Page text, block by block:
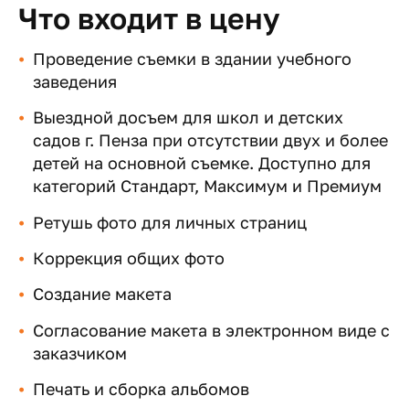
Что входит в цену
Проведение съемки в здании учебного
заведения
Выездной досъем для школ и детских
садов г. Пенза при отсутствии двух и более
детей на основной съемке. Доступно для
категорий Стандарт, Максимум и Премиум
Ретушь фото для личных страниц
Коррекция общих фото
Создание макета
Согласование макета в электронном виде с
заказчиком
Печать и сборка альбомов